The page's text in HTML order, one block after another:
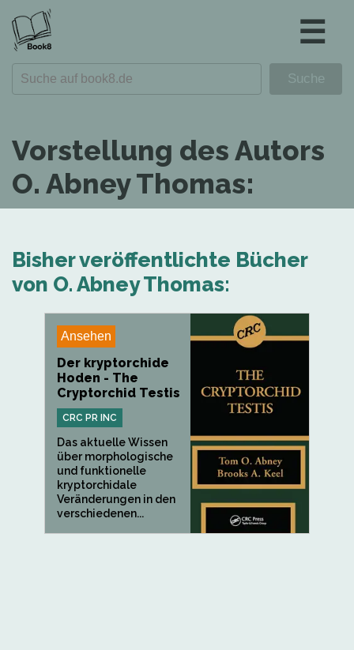
☰
Vorstellung des Autors
O. Abney Thomas:
Bisher veröffentlichte Bücher
von O. Abney Thomas:
Ansehen
Der kryptorchide
Hoden - The
Cryptorchid Testis
CRC PR INC
Das aktuelle Wissen
über morphologische
und funktionelle
kryptorchidale
Veränderungen in den
verschiedenen...